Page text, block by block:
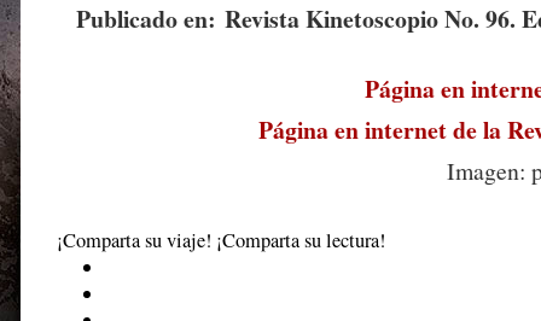
Publicado en: Revista Kinetoscopio No. 96.
Página en
Página en internet de la
Imagen:
¡Comparta su viaje! ¡Comparta su lectura!